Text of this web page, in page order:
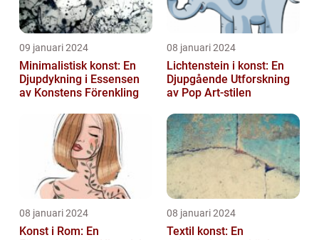
09 januari 2024
Minimalistisk konst: En
Djupdykning i Essensen
av Konstens Förenkling
08 januari 2024
Lichtenstein i konst: En
Djupgående Utforskning
av Pop Art-stilen
08 januari 2024
Konst i Rom: En
08 januari 2024
Textil konst: En